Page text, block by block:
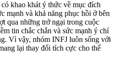
có khao khát ý thức về mục đích
mạnh và khả năng phục hồi ở bên
qua những trở ngại trong cuộc
tin chắc chắn và sức mạnh ý chí
Vì vậy, nhóm INFJ luôn sống với
lại thay đổi tích cực cho thế